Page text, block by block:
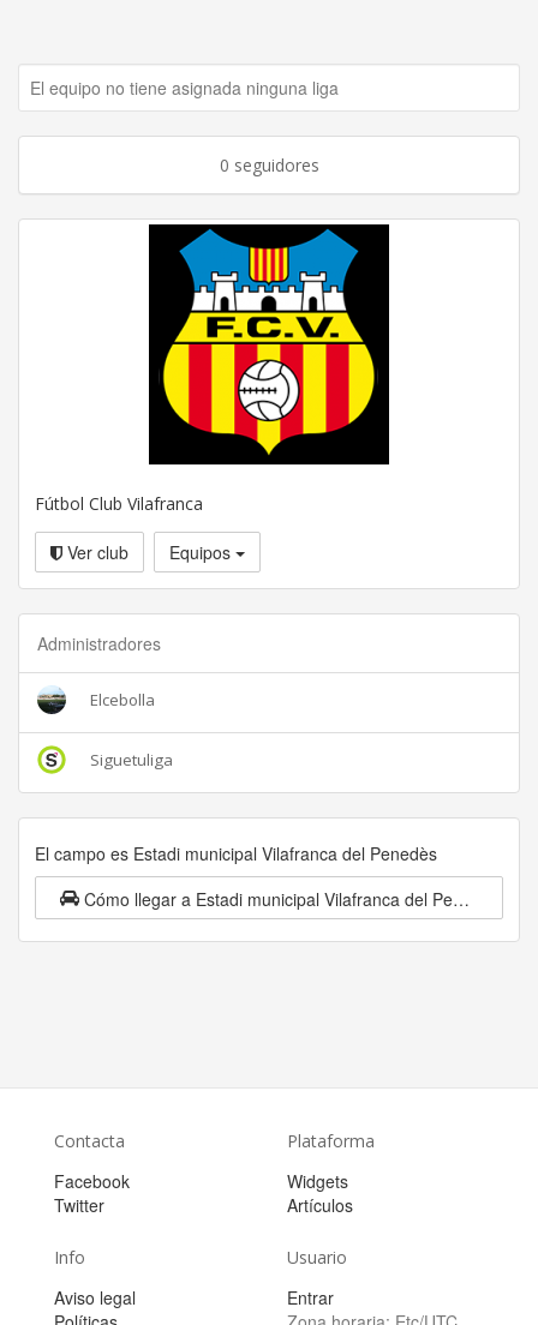
El equipo no tiene asignada ninguna liga
0 seguidores
Fútbol Club Vilafranca
Ver club Equipos
Administradores
Elcebolla
Siguetuliga
El campo es Estadi municipal Vilafranca del Penedès
Cómo llegar a Estadi municipal Vilafranca del Penedès
Contacta
Facebook
Twitter
Plataforma
Widgets
Artículos
Info
Aviso legal
Usuario
Entrar